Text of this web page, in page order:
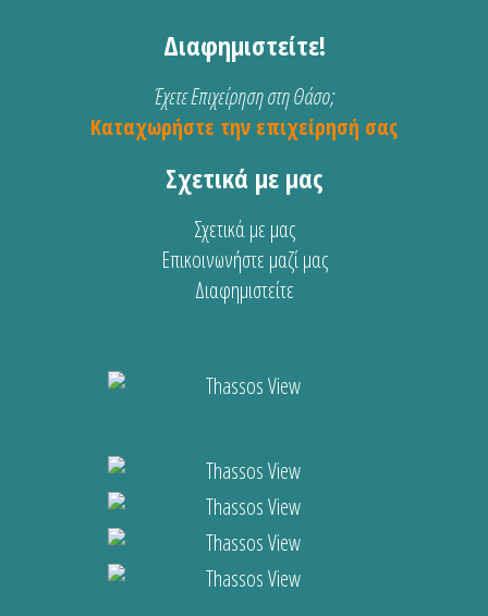
Διαφημιστείτε!
Έχετε Επιχείρηση στη Θάσο;
Καταχωρήστε την επιχείρησή σας
Σχετικά με μας
Σχετικά με μας
Επικοινωνήστε μαζί μας
Διαφημιστείτε